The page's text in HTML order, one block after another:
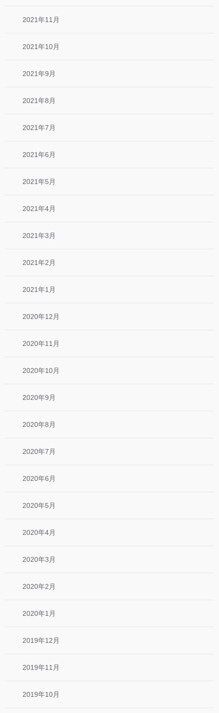
2021年11月
2021年10月
2021年9月
2021年8月
2021年7月
2021年6月
2021年5月
2021年4月
2021年3月
2021年2月
2021年1月
2020年12月
2020年11月
2020年10月
2020年9月
2020年8月
2020年7月
2020年6月
2020年5月
2020年4月
2020年3月
2020年2月
2020年1月
2019年12月
2019年11月
2019年10月